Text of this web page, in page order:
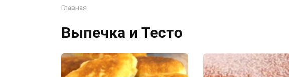
Главная
Выпечка и Тесто